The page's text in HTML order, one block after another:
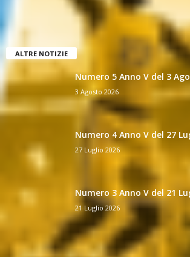
ALTRE NOTIZIE
Numero 5 Anno V del 3
3 Agosto 2026
Numero 4 Anno V del 27
27 Luglio 2026
Numero 3 Anno V del 21
21 Luglio 2026